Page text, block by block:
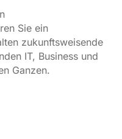
Sie ein
zukunftsweisende
IT, Business und
Ganzen.